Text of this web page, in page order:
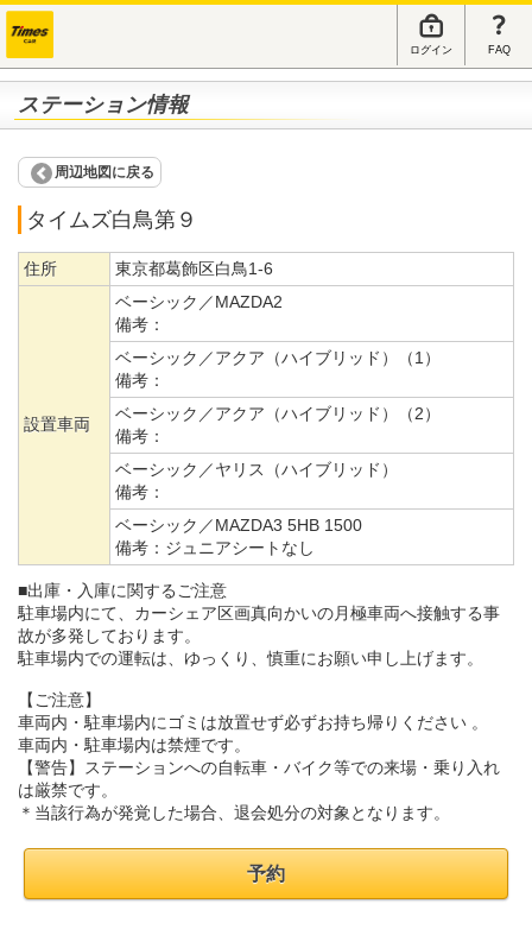
ログイン FAQ
ステーション情報
周辺地図に戻る
タイムズ白鳥第９
住所 東京都葛飾区白鳥1-6
設置車両
ベーシック／MAZDA2
備考：
ベーシック／アクア（ハイブリッド）（1）
備考：
ベーシック／アクア（ハイブリッド）（2）
備考：
ベーシック／ヤリス（ハイブリッド）
備考：
ベーシック／MAZDA3 5HB 1500
備考： ジュニアシートなし
■出庫・入庫に関するご注意
駐車場内にて、カーシェア区画真向かいの月極車両へ接触する事
故が多発しております。
駐車場内での運転は、ゆっくり、慎重にお願い申し上げます。
【ご注意】
車両内・駐車場内にゴミは放置せず必ずお持ち帰りください 。
車両内・駐車場内は禁煙です。
【警告】ステーションへの自転車・バイク等での来場・乗り入れ
は厳禁です。
＊当該行為が発覚した場合、退会処分の対象となります。
予約